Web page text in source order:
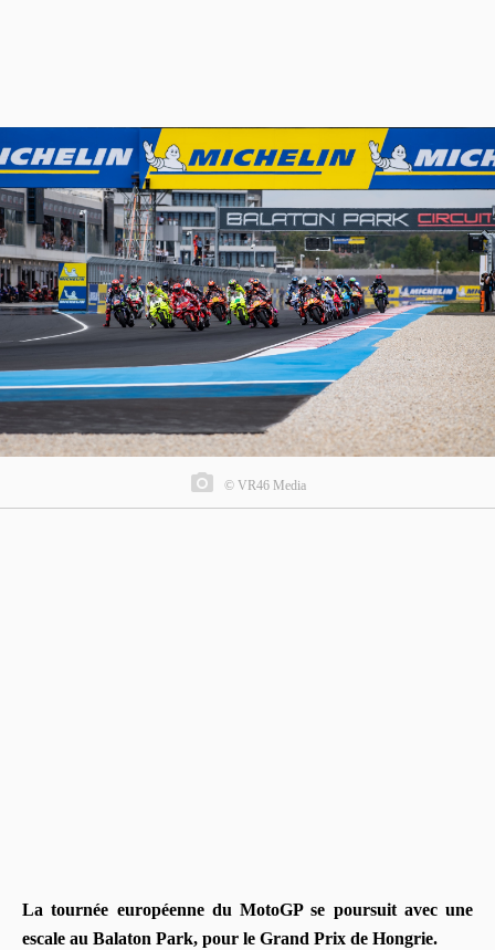
© VR46 Media
La tournée européenne du MotoGP se poursuit avec une
escale au Balaton Park, pour le Grand Prix de Hongrie.